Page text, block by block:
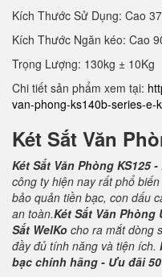
Kích Thước Sử Dụng: Cao
Kích Thước Ngăn kéo: Cao
Trọng Lượng: 130kg ± 10Kg
Chi tiết sản phẩm xem tại:
van-phong-ks140b-series-e-
Két Sắt Văn
Két Sắt Văn Phòng KS125
công ty hiện nay rất phổ
bảo quản tiền bạc, con dấu
an toàn.Két Sắt Văn Phòng
Sắt WelKo cho ra mắt dòng
đầy đủ tính năng và tiện ích.
bạc chính hãng - Ưu đãi